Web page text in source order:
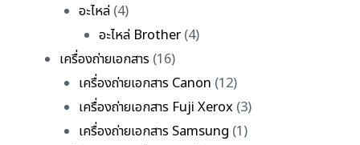
อะไหล่ (4)
อะไหล่ Brother(4)
เครื่องถ่ายเอกสาร (16)
เครื่องถ่ายเอกสาร Canon (12)
เครื่องถ่ายเอกสาร Fuji Xerox (3)
เครื่องถ่ายเอกสาร Samsung (1)